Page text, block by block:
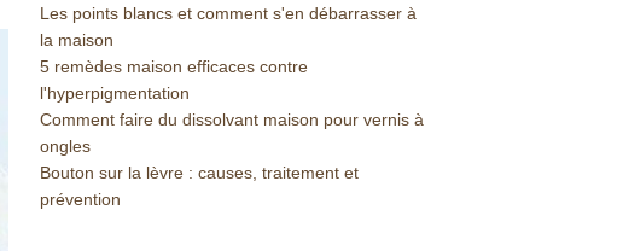
Les points blancs et comment s'en débarrasser à
la maison
5 remèdes maison efficaces contre
l'hyperpigmentation
Comment faire du dissolvant maison pour vernis à
ongles
Bouton sur la lèvre : causes, traitement et
prévention